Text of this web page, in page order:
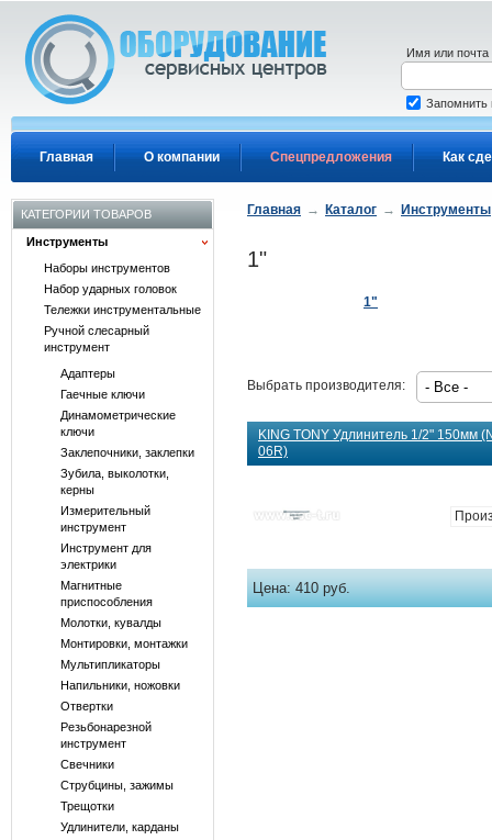
Главная О компании Спецпредложения Как
Имя или почта
Запомнить
КАТЕГОРИИ ТОВАРОВ
Инструменты
Наборы инструментов
Набор ударных головок
Тележки инструментальные
Ручной слесарный
инструмент
Адаптеры
Гаечные ключи
Динамометрические
ключи
Заклепочники, заклепки
Зубила, выколотки,
керны
Измерительный
инструмент
Инструмент для
электрики
Магнитные
приспособления
Молотки, кувалды
Монтировки, монтажки
Мультипликаторы
Напильники, ножовки
Отвертки
Резьбонарезной
инструмент
Свечники
Струбцины, зажимы
Трещотки
Удлинители, карданы
Главная → Каталог → Инструменты
1"
1"
Выбрать производителя:
KING TONY Удлинитель 1/2" 150мм
06R)
Цена:410 руб.